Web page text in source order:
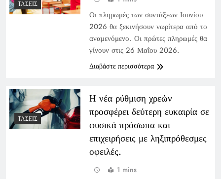
ΤΆΣΕΙΣ
Οι πληρωμές των συντάξεων Ιουνίου
2026 θα ξεκινήσουν νωρίτερα από το
αναμενόμενο. Οι πρώτες πληρωμές θα
γίνουν στις 26 Μαΐου 2026.
Διαβάστε περισσότερα
ΤΆΣΕΙΣ
Η νέα ρύθμιση χρεών
προσφέρει δεύτερη ευκαιρία σε
φυσικά πρόσωπα και
επιχειρήσεις με ληξιπρόθεσμες
οφειλές.
1 mins